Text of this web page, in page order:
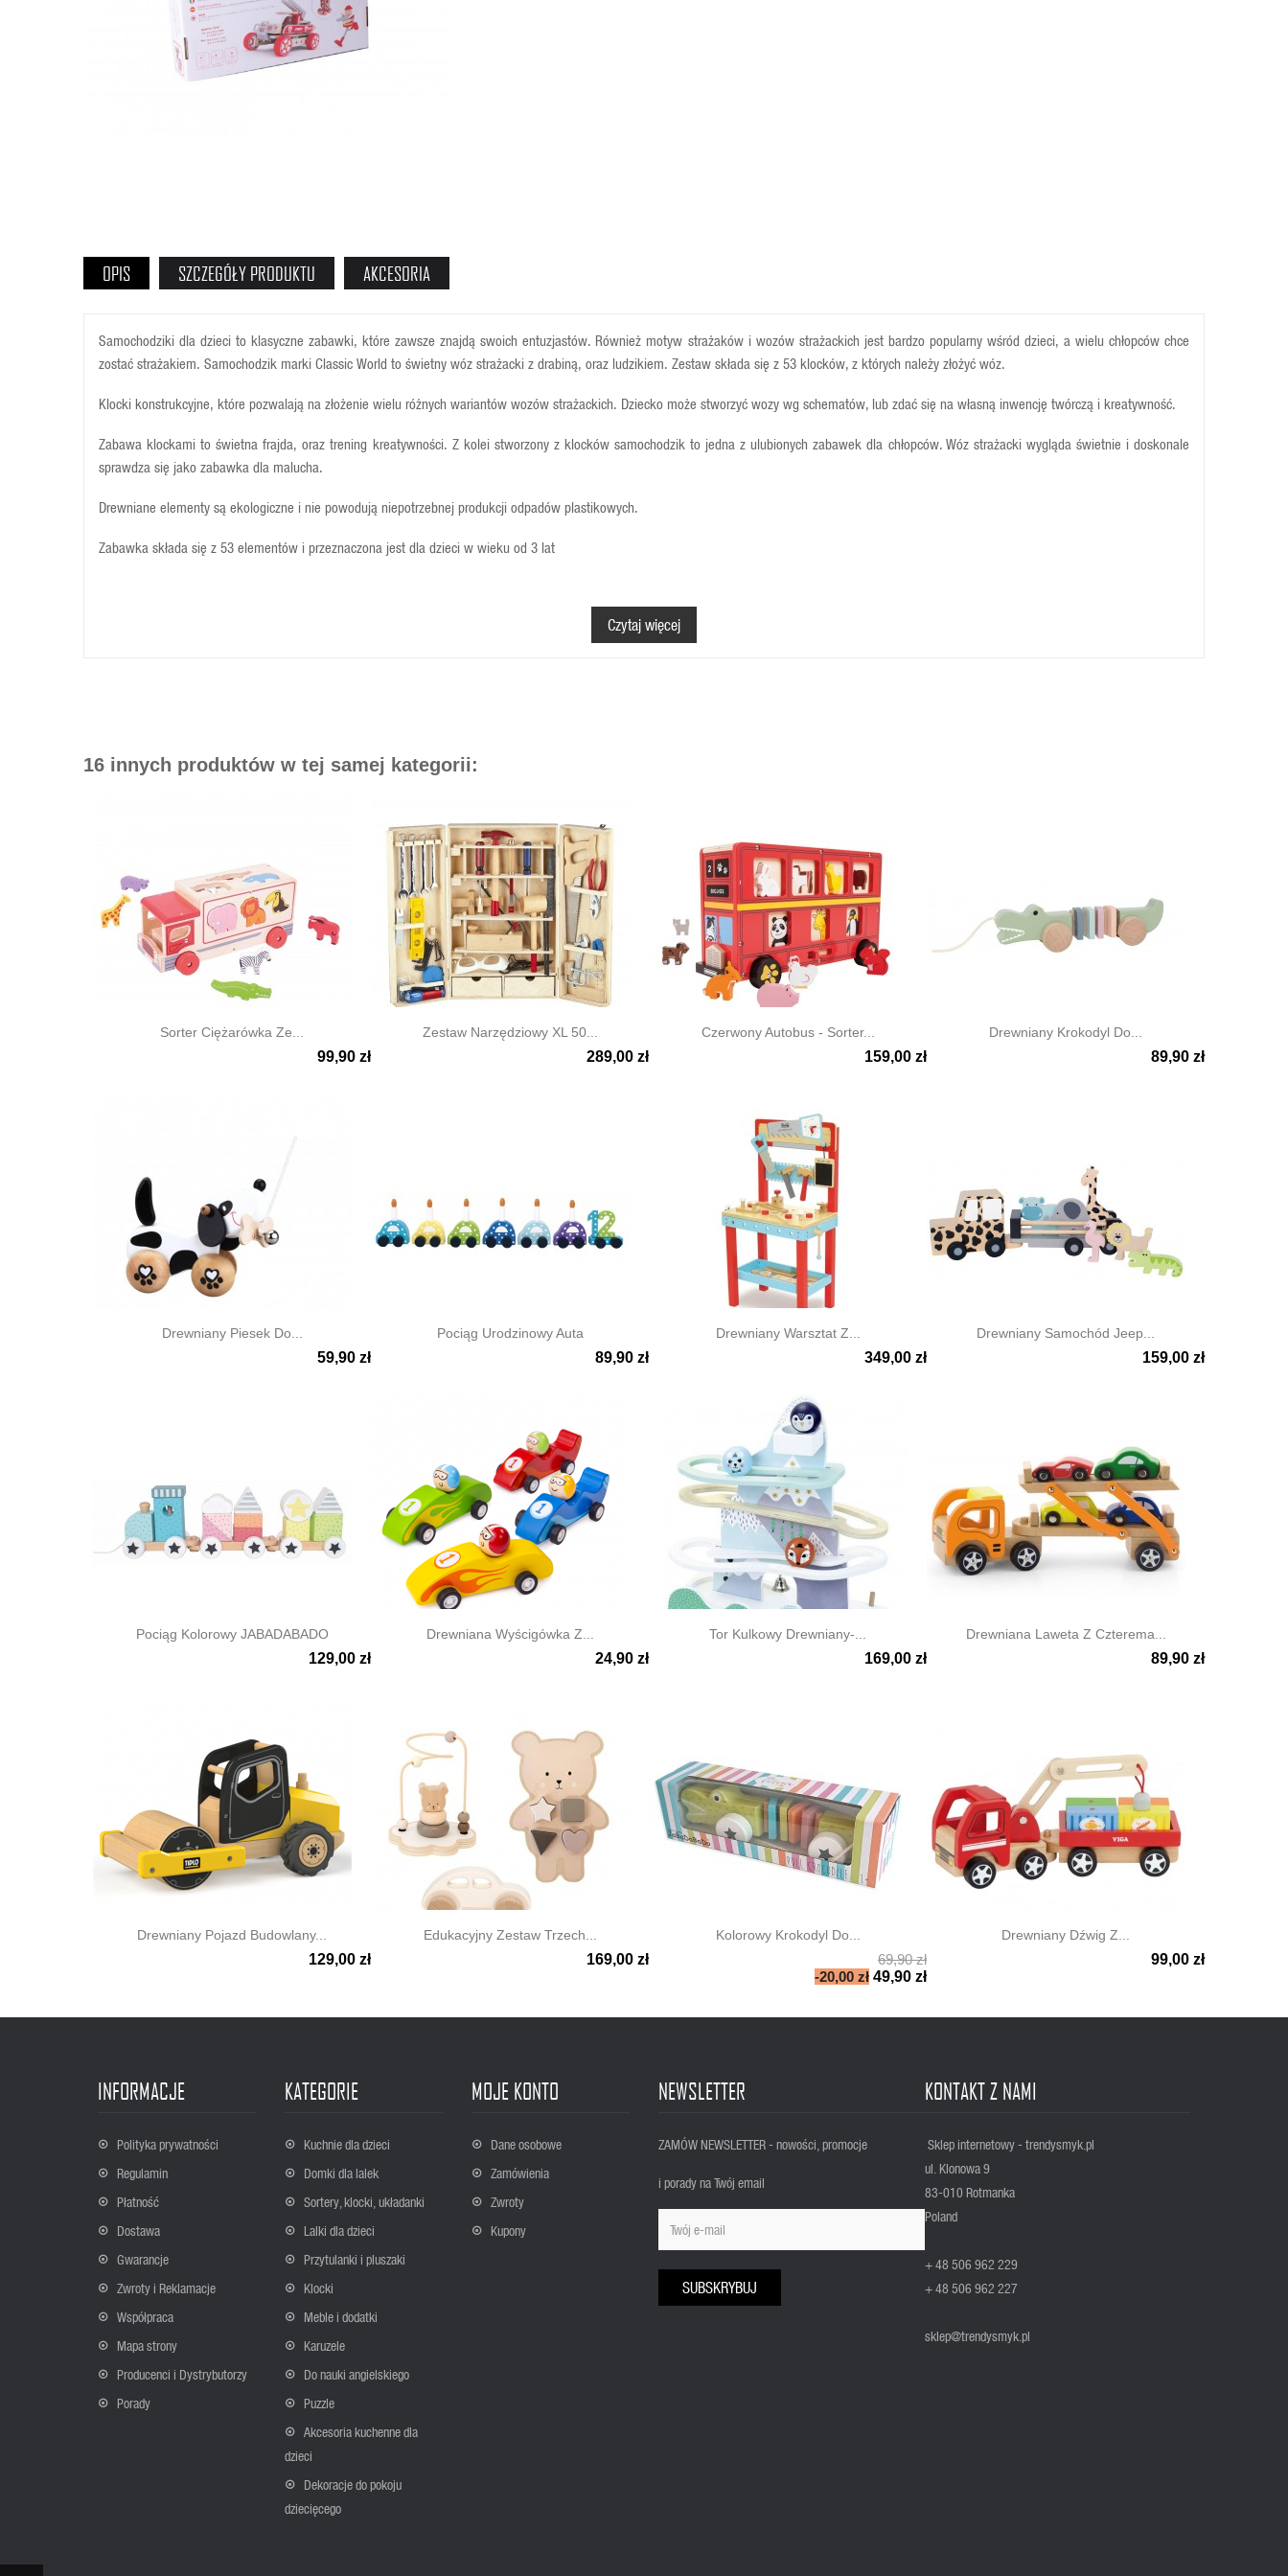
OPIS SZCZEGÓŁY PRODUKTU AKCESORIA
Samochodziki dla dzieci to klasyczne zabawki, które zawsze znajdą swoich entuzjastów. Również motyw strażaków i wozów strażackich jest bardzo popularny wśród dzieci, a wielu chłopców chce
zostać strażakiem. Samochodzik marki Classic World to świetny wóz strażacki z drabiną, oraz ludzikiem. Zestaw składa się z 53 klocków, z których należy złożyć wóz.
Klocki konstrukcyjne, które pozwalają na złożenie wielu różnych wariantów wozów strażackich. Dziecko może stworzyć wozy wg schematów, lub zdać się na własną inwencję twórczą i kreatywność.
Zabawa klockami to świetna frajda, oraz trening kreatywności. Z kolei stworzony z klocków samochodzik to jedna z ulubionych zabawek dla chłopców. Wóz strażacki wygląda świetnie i doskonale
sprawdza się jako zabawka dla malucha.
Drewniane elementy są ekologiczne i nie powodują niepotrzebnej produkcji odpadów plastikowych.
Zabawka składa się z 53 elementów i przeznaczona jest dla dzieci w wieku od 3 lat
Czytaj więcej
16 innych produktów w tej samej kategorii:
Sorter Ciężarówka Ze...
99,90 zł
Zestaw Narzędziowy XL 50...
289,00 zł
Czerwony Autobus - Sorter...
159,00 zł
Drewniany Krokodyl Do...
89,90 zł
Drewniany Piesek Do...
59,90 zł
Pociąg Urodzinowy Auta
89,90 zł
Drewniany Warsztat Z...
349,00 zł
Drewniany Samochód Jeep...
159,00 zł
Pociąg Kolorowy JABADABADO
129,00 zł
Drewniana Wyścigówka Z...
24,90 zł
Tor Kulkowy Drewniany-...
169,00 zł
Drewniana Laweta Z Czterema...
89,90 zł
Drewniany Pojazd Budowlany...
129,00 zł
Edukacyjny Zestaw Trzech...
169,00 zł
Kolorowy Krokodyl Do...
69,90 zł
-20,00 zł 49,90 zł
Drewniany Dźwig Z...
99,00 zł
INFORMACJE
Polityka prywatności
Regulamin
Płatność
Dostawa
Gwarancje
Zwroty i Reklamacje
Współpraca
Mapa strony
Producenci i Dystrybutorzy
Porady
KATEGORIE
Kuchnie dla dzieci
Domki dla lalek
Sortery, klocki, układanki
Lalki dla dzieci
Przytulanki i pluszaki
Klocki
Meble i dodatki
Karuzele
Do nauki angielskiego
Puzzle
Akcesoria kuchenne dla
dzieci
Dekoracje do pokoju
dziecięcego
MOJE KONTO
Dane osobowe
Zamówienia
Zwroty
Kupony
NEWSLETTER
ZAMÓW NEWSLETTER - nowości, promocje
i porady na Twój email
SUBSKRYBUJ
KONTAKT Z NAMI
Sklep internetowy - trendysmyk.pl
ul. Klonowa 9
83-010 Rotmanka
Poland
+ 48 506 962 229
+ 48 506 962 227
sklep@trendysmyk.pl